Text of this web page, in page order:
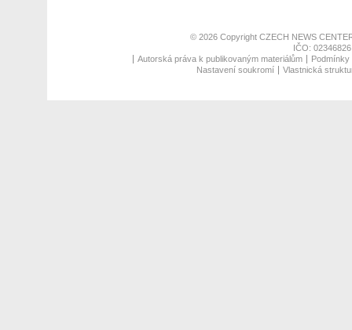
© 2026 Copyright CZECH NEWS
IČO:
Autorská práva k publikovaným materiálům
Nastavení soukromí
Vlastnická